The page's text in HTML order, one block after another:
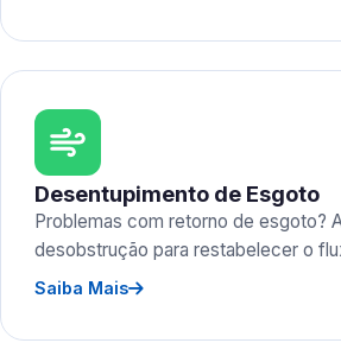
Desentupimento de Esgoto
Problemas com retorno de esgoto?
desobstrução para restabelecer o
Saiba Mais